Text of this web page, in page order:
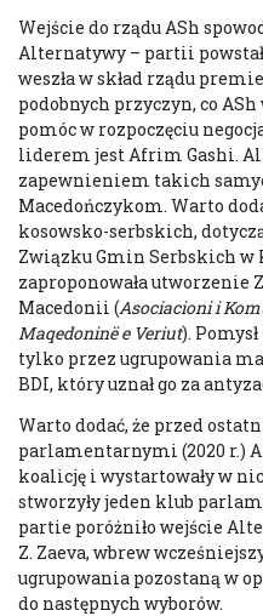
Wejście do rządu ASh
Alternatywy – partii
weszła w skład rządu
podobnych przyczyn, co
pomóc w rozpoczęciu
liderem jest Afrim Gashi.
zapewnieniem takich
Macedończykom. Warto
kosowsko-serbskich,
Związku Gmin Serbskich w
zaproponowała
Macedonii (Asociacioni i
Maqedoninë e Veriut).
tylko przez ugrupowania
BDI, który uznał go za
Warto dodać, że przed
parlamentarnymi (2020 r.)
koalicję i wystartowały w
stworzyły jeden klub
partie poróżniło wejście
Z. Zaeva, wbrew
ugrupowania pozostaną w
do następnych wyborów.